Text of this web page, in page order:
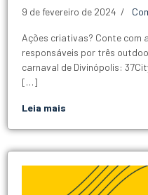
9 de fevereiro de 2024
Ações criativas? Conte com
responsáveis por três
carnaval de Divinópolis:
[…]
Leia mais